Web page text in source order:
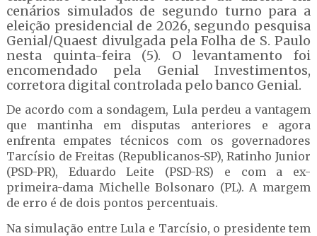
cenários simulados de segundo turno para a
eleição presidencial de 2026, segundo pesquisa
Genial/Quaest divulgada pela Folha de S. Paulo
nesta quinta-feira (5). O levantamento foi
encomendado pela Genial Investimentos,
corretora digital controlada pelo banco Genial.
De acordo com a sondagem, Lula perdeu a vantagem
que mantinha em disputas anteriores e agora
enfrenta empates técnicos com os governadores
Tarcísio de Freitas (Republicanos-SP), Ratinho Junior
(PSD-PR), Eduardo Leite (PSD-RS) e com a ex-
primeira-dama Michelle Bolsonaro (PL). A margem
de erro é de dois pontos percentuais.
Na simulação entre Lula e Tarcísio, o presidente tem